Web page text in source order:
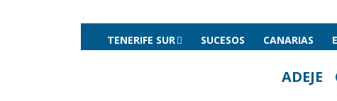
TENERIFE SUR SUCESOS CANARIAS
ADEJE